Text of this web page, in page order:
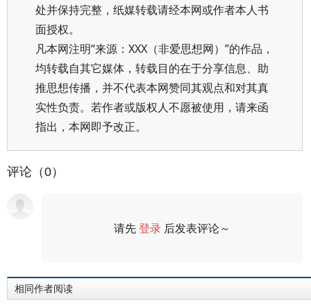
处并保持完整，纸媒转载请经本网或作者本人书
面授权。
凡本网注明“来源：XXX（非爱思想网）”的作品，
均转载自其它媒体，转载目的在于分享信息、助
推思想传播，并不代表本网赞同其观点和对其真
实性负责。若作者或版权人不愿被使用，请来函
指出，本网即予改正。
评论（0）
请先登录 后发表评论～
相同作者阅读